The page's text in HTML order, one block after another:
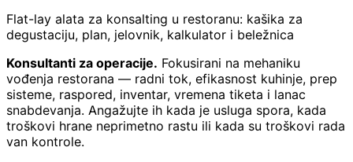
Flat-lay alata za konsalting u restoranu: kašika za
degustaciju, plan, jelovnik, kalkulator i beležnica
Konsultanti za operacije. Fokusirani na mehaniku
vođenja restorana — radni tok, efikasnost kuhinje, prep
sisteme, raspored, inventar, vremena tiketa i lanac
snabdevanja. Angažujte ih kada je usluga spora, kada
troškovi hrane neprimetno rastu ili kada su troškovi rada
van kontrole.